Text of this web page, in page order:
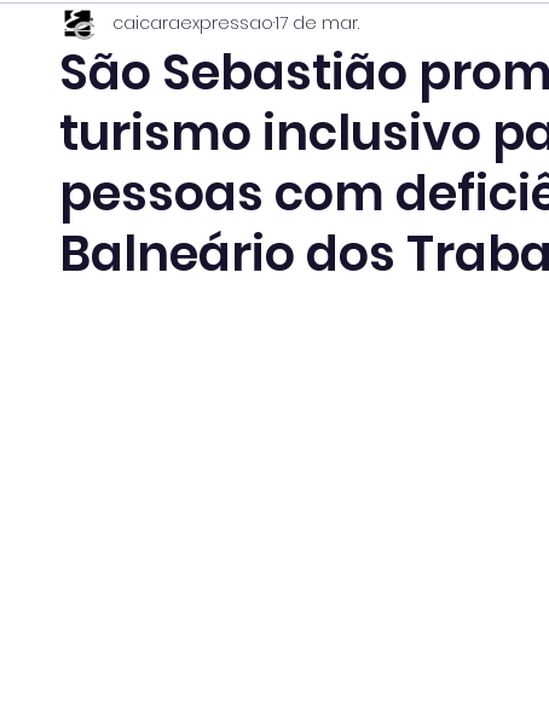
Página2 Itanhaém Guaratinguetá
São Sebastião
turismo inclusivo
pessoas com
Balneário dos
caicaraexpressao17 de mar.